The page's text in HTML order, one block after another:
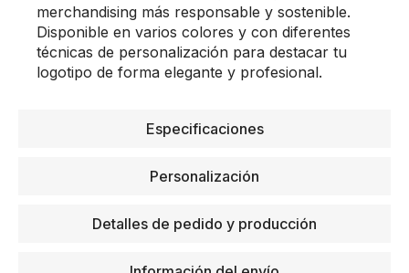
Especificaciones
Personalización
Detalles de pedido y producción
merchandising más responsable y sostenible.
Disponible en varios colores y con diferentes
técnicas de personalización para destacar tu
logotipo de forma elegante y profesional.